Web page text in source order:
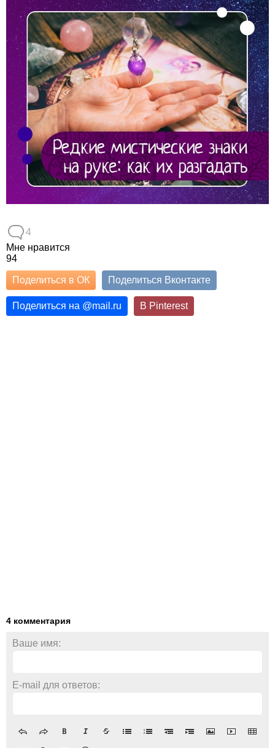
4
Мне нравится
94
Поделиться в ОК Поделиться Вконтакте
Поделиться на @mail.ru В Pinterest
4 комментария
Ваше имя:
E-mail для ответов: